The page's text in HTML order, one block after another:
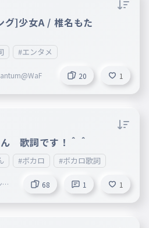
グ]少女A / 椎名もた
#エンタメ
20 1
歌詞です！＾＾
#ボカロ #ボカロ歌詞
68 1 1